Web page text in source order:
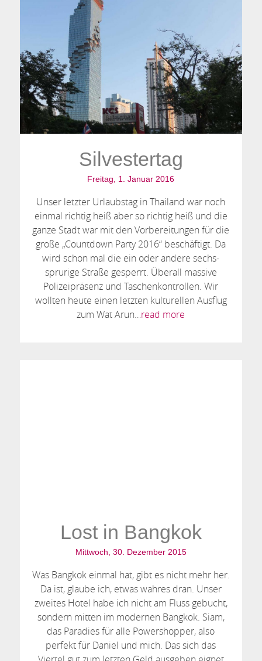
Silvestertag
Freitag, 1. Januar 2016
Unser letzter Urlaubstag in Thailand war noch
einmal richtig heiß aber so richtig heiß und die
ganze Stadt war mit den Vorbereitungen für die
große „Countdown Party 2016“ beschäftigt. Da
wird schon mal die ein oder andere sechs-
sprurige Straße gesperrt. Überall massive
Polizeipräsenz und Taschenkontrollen. Wir
wollten heute einen letzten kulturellen Ausflug
zum Wat Arun…read more
Lost in Bangkok
Mittwoch, 30. Dezember 2015
Was Bangkok einmal hat, gibt es nicht mehr her.
Da ist, glaube ich, etwas wahres dran. Unser
zweites Hotel habe ich nicht am Fluss gebucht,
sondern mitten im modernen Bangkok. Siam,
das Paradies für alle Powershopper, also
perfekt für Daniel und mich. Das sich das